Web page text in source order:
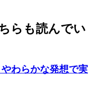
らも読んでい
わらかな発想で実